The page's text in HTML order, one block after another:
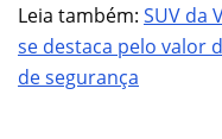
Leia também: SUV da
se destaca pelo valor
de segurança